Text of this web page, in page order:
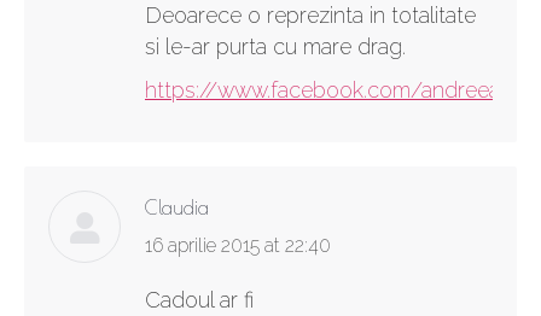
Deoarece o reprezinta in totalitate
si le-ar purta cu mare drag.
https://www.facebook.com/andreea.bia
Claudia
says:
16 aprilie 2015 at 22:40
Cadoul ar fi